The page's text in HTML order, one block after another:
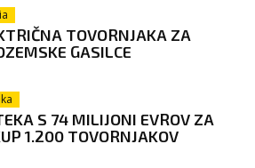
TOVORNJAKA ZA
GASILCE
S 74 MILIJONI EVROV ZA
1.200 TOVORNJAKOV